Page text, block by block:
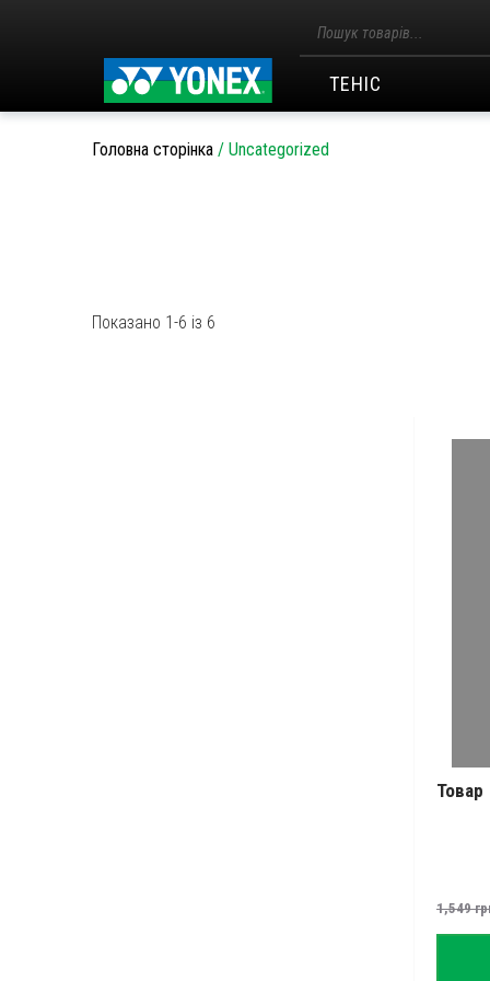
товарів
ТЕНІС
Головна сторінка / Uncategorized
Показано 1-6 із 6
Товар
1,549